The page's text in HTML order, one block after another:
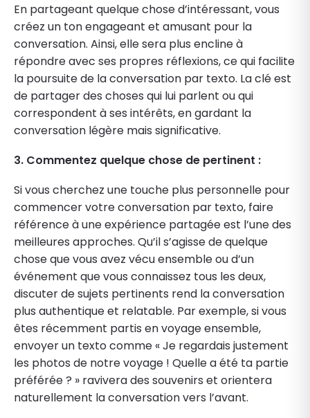
En partageant quelque chose d’intéressant, vous
créez un ton engageant et amusant pour la
conversation. Ainsi, elle sera plus encline à
répondre avec ses propres réflexions, ce qui facilite
la poursuite de la conversation par texto. La clé est
de partager des choses qui lui parlent ou qui
correspondent à ses intérêts, en gardant la
conversation légère mais significative.
3. Commentez quelque chose de pertinent :
Si vous cherchez une touche plus personnelle pour
commencer votre conversation par texto, faire
référence à une expérience partagée est l’une des
meilleures approches. Qu’il s’agisse de quelque
chose que vous avez vécu ensemble ou d’un
événement que vous connaissez tous les deux,
discuter de sujets pertinents rend la conversation
plus authentique et relatable. Par exemple, si vous
êtes récemment partis en voyage ensemble,
envoyer un texto comme « Je regardais justement
les photos de notre voyage ! Quelle a été ta partie
préférée ? » ravivera des souvenirs et orientera
naturellement la conversation vers l’avant.